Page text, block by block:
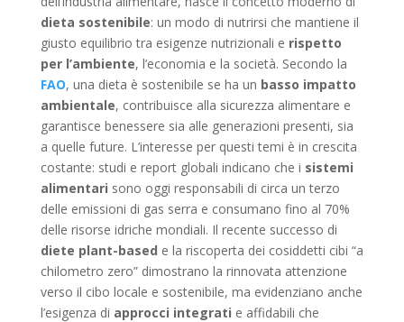
dieta sostenibile: un modo di nutrirsi che mantiene il
giusto equilibrio tra esigenze nutrizionali e rispetto
per l’ambiente, l’economia e la società. Secondo la
FAO, una dieta è sostenibile se ha un basso impatto
ambientale, contribuisce alla sicurezza alimentare e
garantisce benessere sia alle generazioni presenti, sia
a quelle future. L’interesse per questi temi è in crescita
costante: studi e report globali indicano che i sistemi
alimentari sono oggi responsabili di circa un terzo
delle emissioni di gas serra e consumano fino al 70%
delle risorse idriche mondiali. Il recente successo di
diete plant-based e la riscoperta dei cosiddetti cibi “a
chilometro zero” dimostrano la rinnovata attenzione
verso il cibo locale e sostenibile, ma evidenziano anche
l’esigenza di approcci integrati e affidabili che